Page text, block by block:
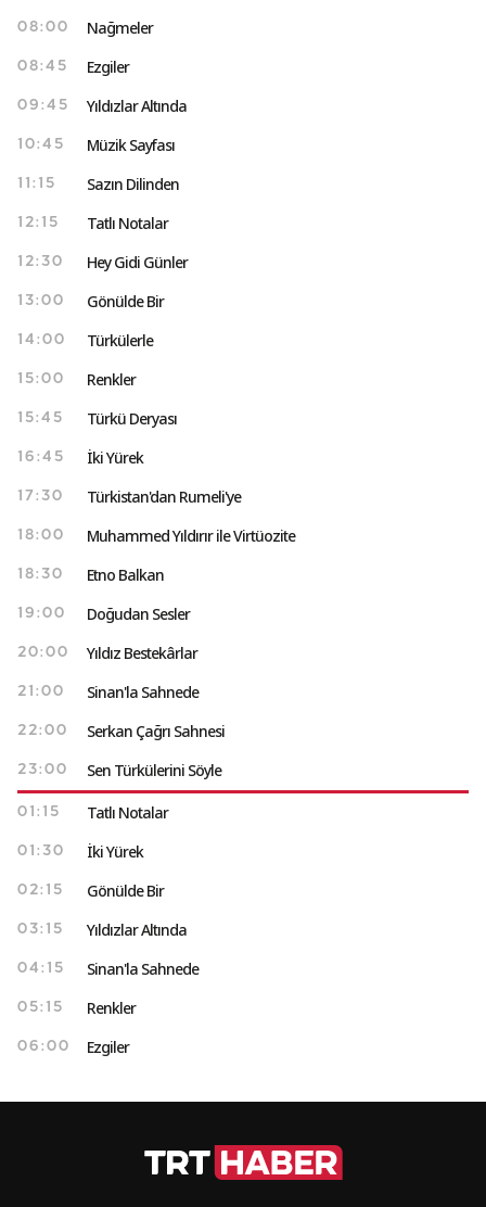
08:00 Nağmeler
08:45 Ezgiler
09:45 Yıldızlar Altında
10:45 Müzik Sayfası
11:15 Sazın Dilinden
12:15 Tatlı Notalar
12:30 Hey Gidi Günler
13:00 Gönülde Bir
14:00 Türkülerle
15:00 Renkler
15:45 Türkü Deryası
16:45 İki Yürek
17:30 Türkistan'dan Rumeli'ye
18:00 Muhammed Yıldırır ile Virtüozite
18:30 Etno Balkan
19:00 Doğudan Sesler
20:00 Yıldız Bestekârlar
21:00 Sinan'la Sahnede
22:00 Serkan Çağrı Sahnesi
23:00 Sen Türkülerini Söyle
01:15 Tatlı Notalar
01:30 İki Yürek
02:15 Gönülde Bir
03:15 Yıldızlar Altında
04:15 Sinan'la Sahnede
05:15 Renkler
06:00 Ezgiler